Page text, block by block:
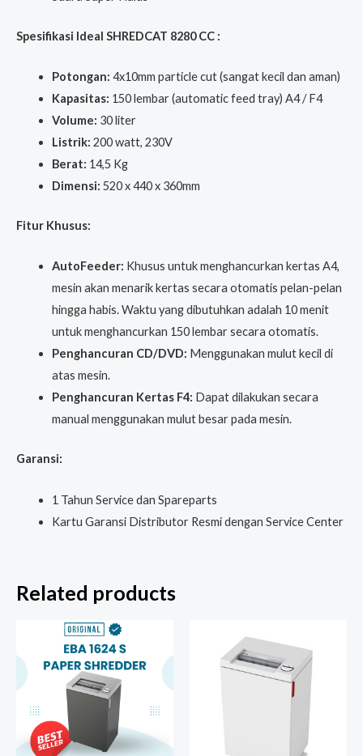
Spesifikasi Ideal SHREDCAT 8280 CC :
Potongan: 4x10mm particle cut (sangat kecil dan aman)
Kapasitas: 150 lembar (automatic feed tray) A4 / F4
Volume: 30 liter
Listrik: 200 watt, 230V
Berat: 14,5 Kg
Dimensi: 520 x 440 x 360mm
Fitur Khusus:
AutoFeeder: Khusus untuk menghancurkan kertas A4,
mesin akan menarik kertas secara otomatis pelan-pelan
hingga habis. Waktu yang dibutuhkan adalah 10 menit
untuk menghancurkan 150 lembar secara otomatis.
Penghancuran CD/DVD: Menggunakan mulut kecil di
atas mesin.
Penghancuran Kertas F4: Dapat dilakukan secara
manual menggunakan mulut besar pada mesin.
Garansi:
1 Tahun Service dan Spareparts
Kartu Garansi Distributor Resmi dengan Service Center
Related products